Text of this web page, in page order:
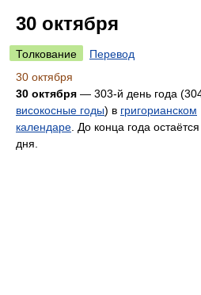
30 октября
Толкование
Перевод
30 октября
30 октября — 303-й день года
високосные годы) в григорианском
календаре . До конца года
дня.